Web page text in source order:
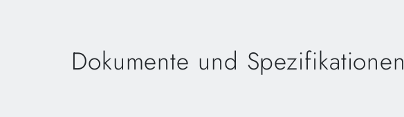
Dokumente und Spezifikationen